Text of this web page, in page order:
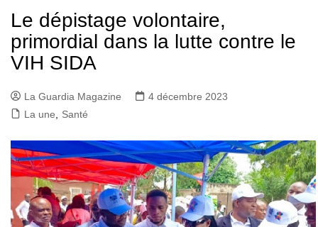
Le dépistage volontaire,
primordial dans la lutte contre le
VIH SIDA
La Guardia Magazine
4 décembre 2023
La une
Santé